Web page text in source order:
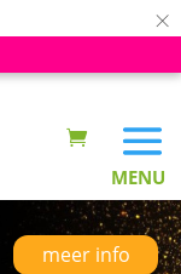
×
meer info